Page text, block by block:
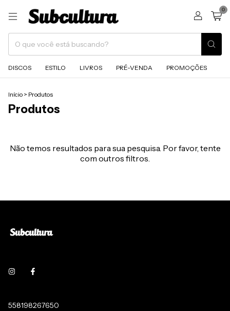
0
DISCOS ESTILO LIVROS PRÉ-VENDA PROMOÇÕES
Início > Produtos
Produtos
Não temos resultados para sua pesquisa. Por favor, tente
com outros filtros.
558198267650